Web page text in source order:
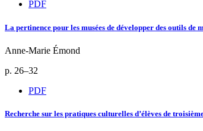
PDF
La pertinence pour les musées de développer des outils
Anne-Marie Émond
p. 26–32
PDF
Recherche sur les pratiques culturelles d’élèves de